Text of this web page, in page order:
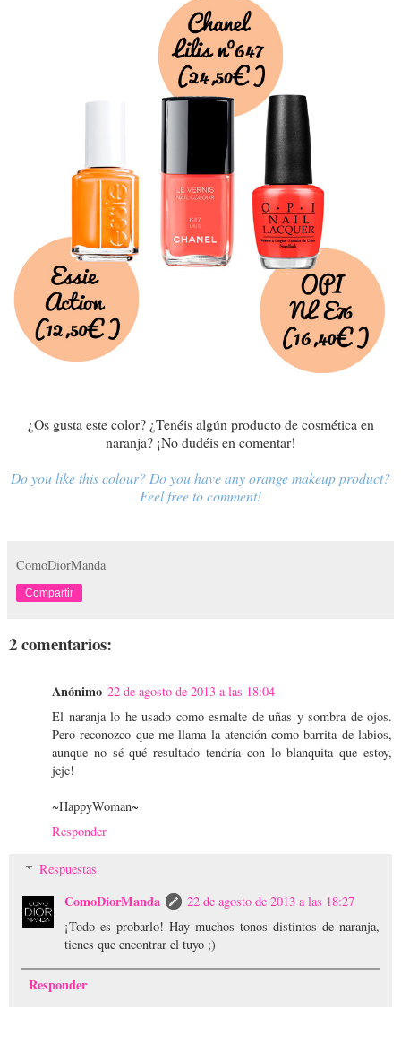
¿Os gusta este color? ¿Tenéis algún producto de cosmética en
naranja? ¡No dudéis en comentar!
Do you like this colour? Do you have any orange makeup product?
Feel free to comment!
ComoDiorManda
Compartir
2 comentarios:
Anónimo 22 de agosto de 2013 a las 18:04
El naranja lo he usado como esmalte de uñas y sombra de ojos.
Pero reconozco que me llama la atención como barrita de labios,
aunque no sé qué resultado tendría con lo blanquita que estoy,
jeje!
~HappyWoman~
Responder
Respuestas
ComoDiorManda
22 de agosto de 2013 a las 18:27
¡Todo es probarlo! Hay muchos tonos distintos de naranja,
tienes que encontrar el tuyo ;)
Responder